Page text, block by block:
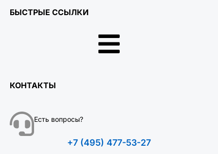
БЫСТРЫЕ ССЫЛКИ
КОНТАКТЫ
Есть вопросы?
+7 (495) 477-53-27